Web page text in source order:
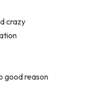
crazy
good reason